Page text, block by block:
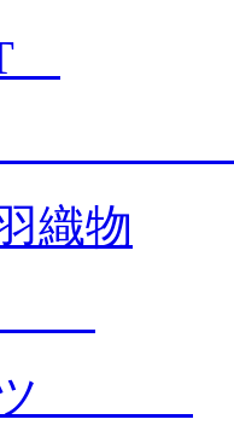
織物
ンツ